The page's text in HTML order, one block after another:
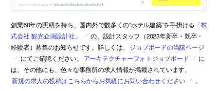
job.architecturephoto.net
創業60年の実績を持ち、国内外で数多くの“ホテル建築”を手掛ける 「株
式会社 観光企画設計社」
の、設計スタッフ（2023年新卒・既卒・
経験者）募集のお知らせです。詳しくは、
ジョブボードの当該ページ
にてご確認ください。
アーキテクチャーフォトジョブボード
に
は、その他にも、色々な事務所の求人情報が掲載されています。
新規の求人の投稿はこちらからお気軽にお問い合わせください
。